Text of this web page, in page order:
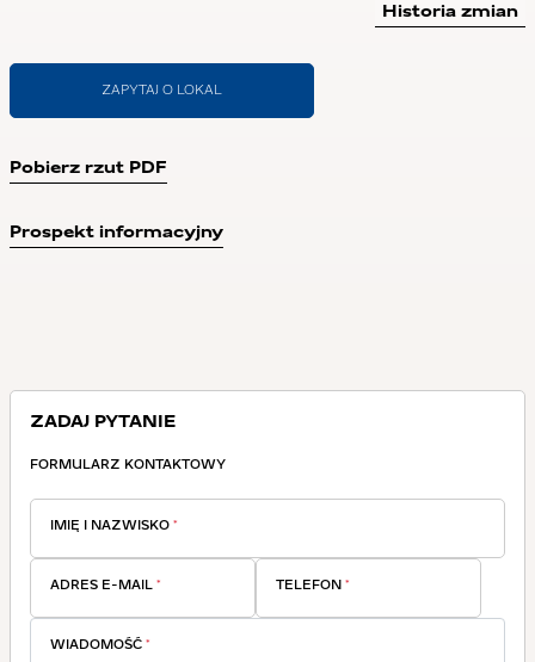
Historia zmian
ZAPYTAJ O LOKAL
Pobierz rzut PDF
Prospekt informacyjny
ZADAJ PYTANIE
FORMULARZ KONTAKTOWY
IMIĘ I NAZWISKO *
ADRES E-MAIL * TELEFON *
WIADOMOŚĆ *